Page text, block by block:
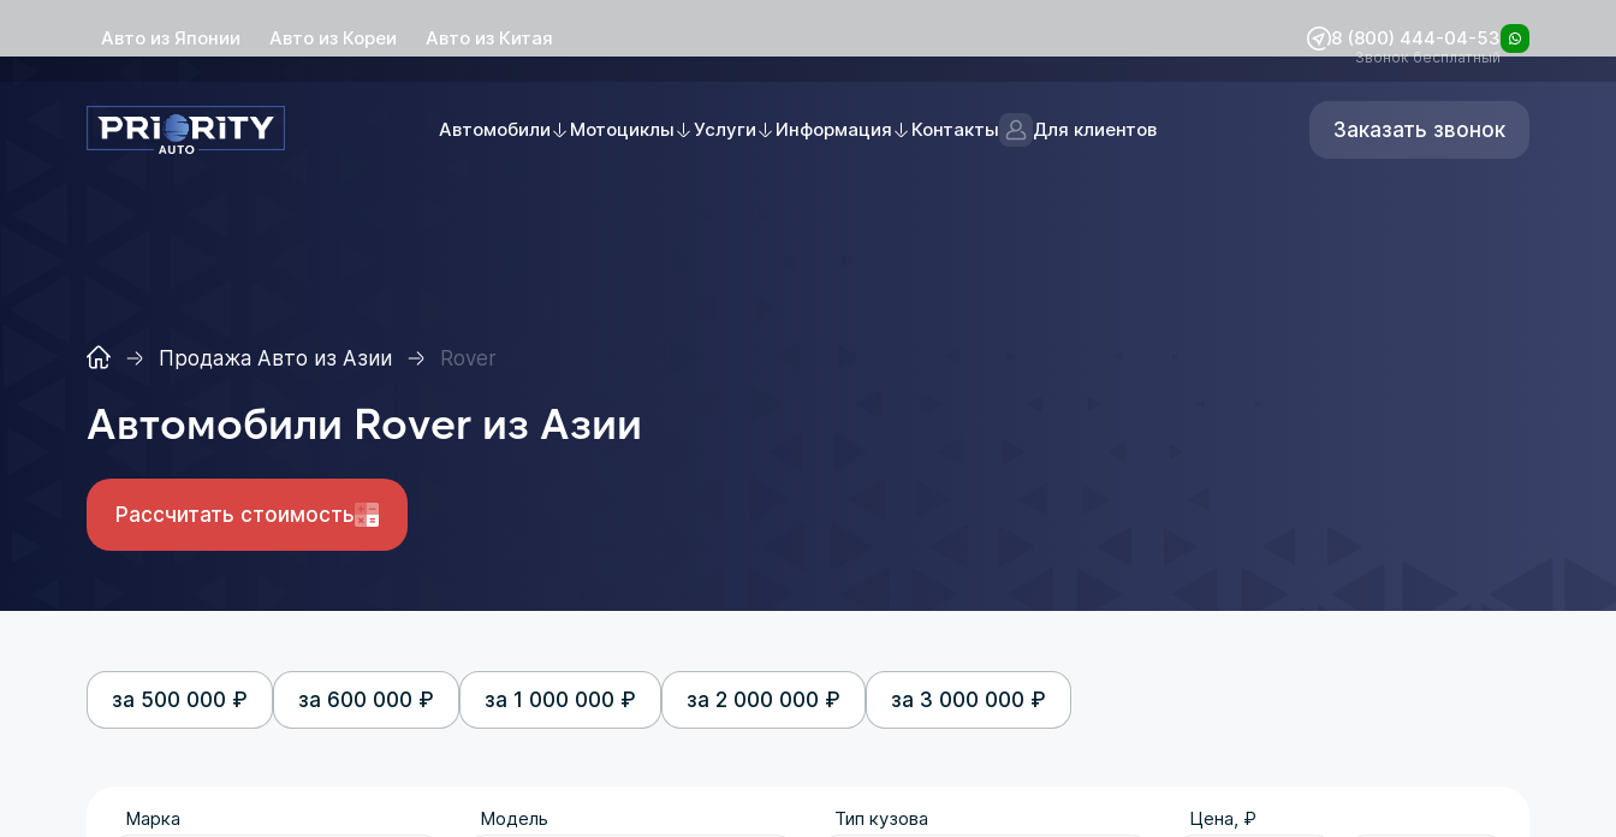
Авто из Японии Авто из Кореи Авто из Китая 8 (800) 444-04-53
Звонок бесплатный
Автомобили Мотоциклы Услуги Информация Контакты Для клиентов Заказать звонок
Продажа Авто из Азии Rover
Автомобили Rover из Азии
Рассчитать стоимость
за 500 000 ₽ за 600 000 ₽ за 1 000 000 ₽ за 2 000 000 ₽ за 3 000 000 ₽
Марка Модель Тип кузова Цена, ₽